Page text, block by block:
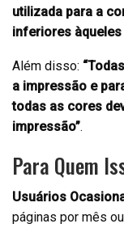
utilizada para a
inferiores
Além disso:
a impressão e
todas as cores
impressão”.
Para Quem
Usuários
páginas por mês